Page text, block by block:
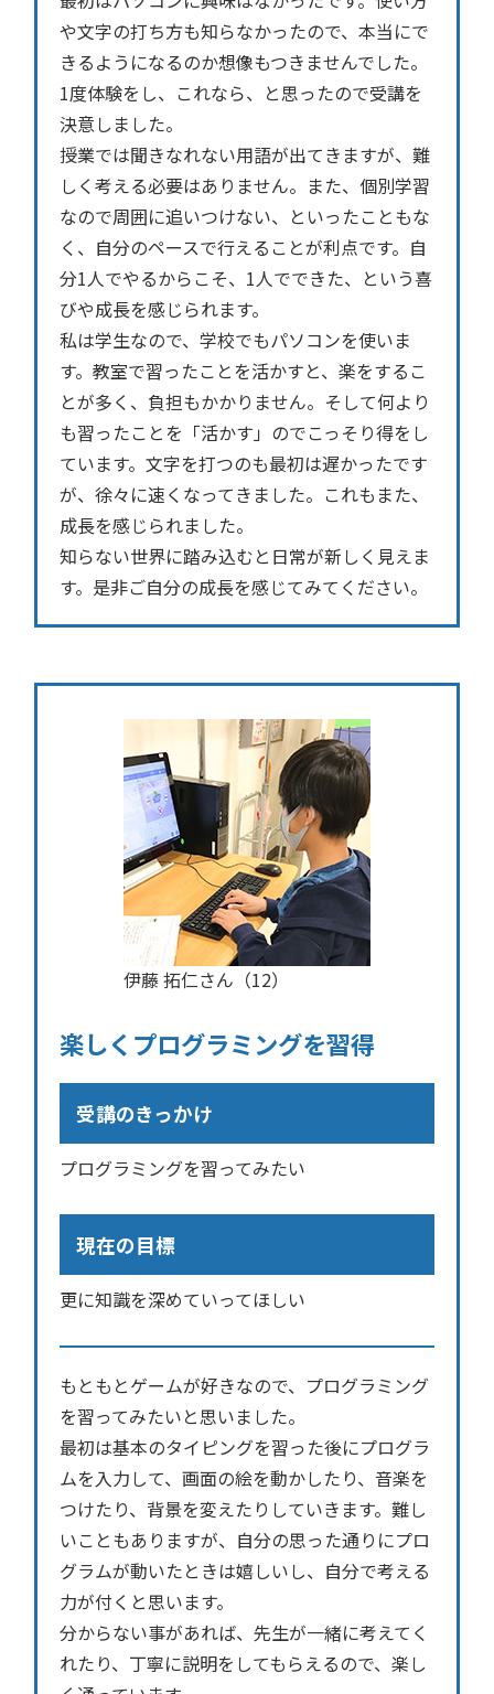
や文字の打ち方も知らなかったので、本当にで
きるようになるのか想像もつきませんでした。
1度体験をし、これなら、と思ったので受講を
決意しました。
授業では聞きなれない用語が出てきますが、難
しく考える必要はありません。また、個別学習
なので周囲に追いつけない、といったこともな
く、自分のペースで行えることが利点です。自
分1人でやるからこそ、1人でできた、という喜
びや成長を感じられます。
私は学生なので、学校でもパソコンを使いま
す。教室で習ったことを活かすと、楽をするこ
とが多く、負担もかかりません。そして何より
も習ったことを「活かす」のでこっそり得をし
ています。文字を打つのも最初は遅かったです
が、徐々に速くなってきました。これもまた、
成長を感じられました。
知らない世界に踏み込むと日常が新しく見えま
す。是非ご自分の成長を感じてみてください。
伊藤 拓仁さん（12）
楽しくプログラミングを習得
受講のきっかけ
プログラミングを習ってみたい
現在の目標
更に知識を深めていってほしい
もともとゲームが好きなので、プログラミング
を習ってみたいと思いました。
最初は基本のタイピングを習った後にプログラ
ムを入力して、画面の絵を動かしたり、音楽を
つけたり、背景を変えたりしていきます。難し
いこともありますが、自分の思った通りにプロ
グラムが動いたときは嬉しいし、自分で考える
力が付くと思います。
分からない事があれば、先生が一緒に考えてく
れたり、丁寧に説明をしてもらえるので、楽し